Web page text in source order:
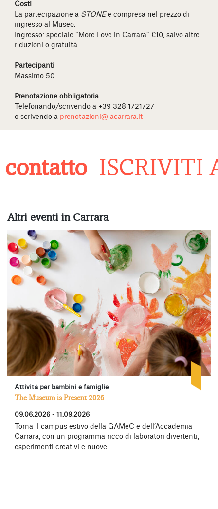
Costi
La partecipazione a STONEè compresa nel prezzo di
ingresso al Museo.
Ingresso: speciale “More Love in Carrara” €10, salvo altre
riduzioni o gratuità
Partecipanti
Massimo 50
Prenotazione obbligatoria
Telefonando/scrivendo a +39 328 1721727
o scrivendo a prenotazioni@lacarrara.it
ISCRIVITI
Altri eventi in Carrara
Attività per bambini e famiglie
The Museum is Present 2026
09.06.2026 - 11.09.2026
Torna il campus estivo della GAMeC e dell’Accademia
Carrara, con un programma ricco di laboratori divertenti,
esperimenti creativi e nuove…